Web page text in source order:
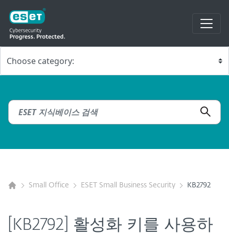
Small Office ESET Small Business Security KB2792
[KB2792] 활성화 키를 사용하